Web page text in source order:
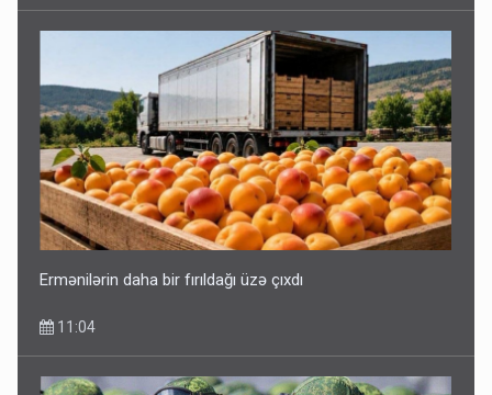
Ermənilərin daha bir fırıldağı üzə çıxdı
11:04